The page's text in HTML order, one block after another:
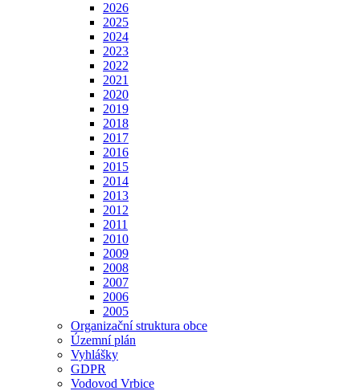
2026
2025
2024
2023
2022
2021
2020
2019
2018
2017
2016
2015
2014
2013
2012
2011
2010
2009
2008
2007
2006
2005
Organizační struktura obce
Územní plán
Vyhlášky
GDPR
Vodovod Vrbice